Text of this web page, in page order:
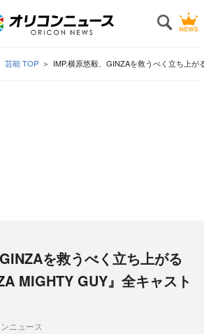
芸能 TOP IMP.横原悠毅、GINZAを救うべく立ち上
を救うべく立ち上がる
MIGHTY GUY』全キャスト
ニュース